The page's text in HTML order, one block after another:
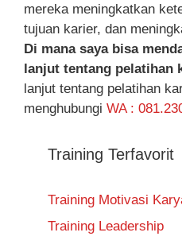
mereka meningkatkan
tujuan karier, dan
Di mana saya bisa
lanjut tentang pelatihan
lanjut tentang pelatihan
menghubungi WA :
Training Terfavorit
Training Motivasi
Training Leadership